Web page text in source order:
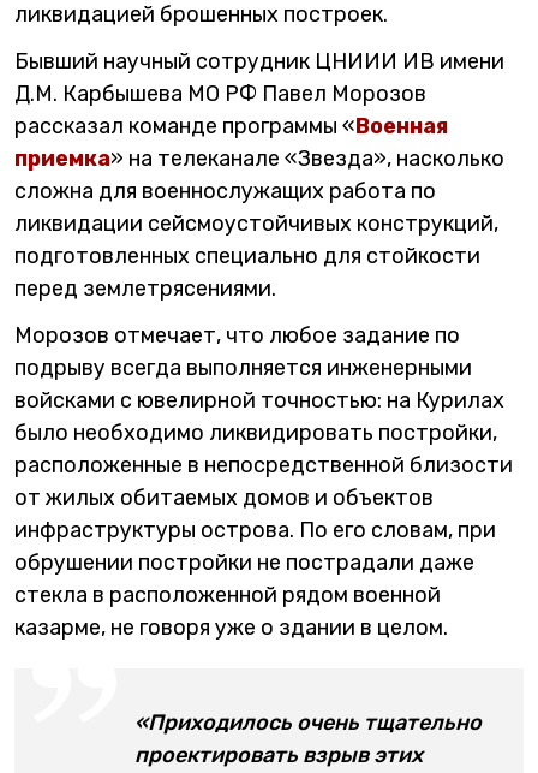
ликвидацией брошенных построек.
Бывший научный сотрудник ЦНИИИ ИВ имени
Д.М. Карбышева МО РФ Павел Морозов
рассказал команде программы «Военная
приемка» на телеканале «Звезда», насколько
сложна для военнослужащих работа по
ликвидации сейсмоустойчивых конструкций,
подготовленных специально для стойкости
перед землетрясениями.
Морозов отмечает, что любое задание по
подрыву всегда выполняется инженерными
войсками с ювелирной точностью: на Курилах
было необходимо ликвидировать постройки,
расположенные в непосредственной близости
от жилых обитаемых домов и объектов
инфраструктуры острова. По его словам, при
обрушении постройки не пострадали даже
стекла в расположенной рядом военной
казарме, не говоря уже о здании в целом.
«Приходилось очень тщательно
проектировать взрыв этих